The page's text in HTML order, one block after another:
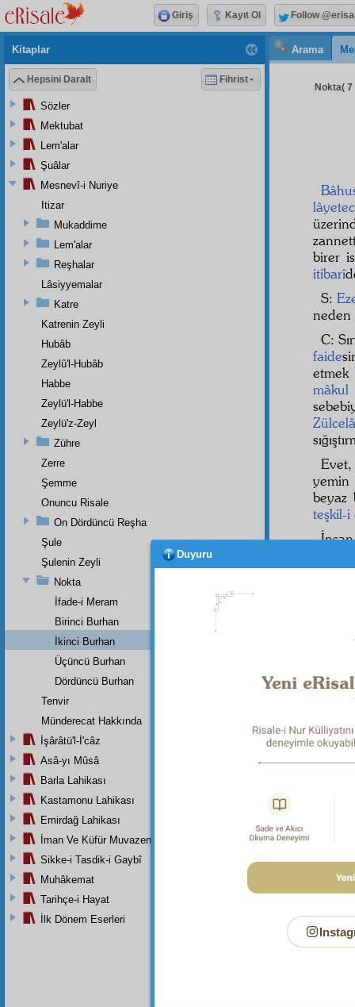
Arama
Nokta( 7
birer
itibarî
S:
neden
C:
faide
mâkul
beyaz
teşkil-i
Kitaplar
Hepsini Daralt Fihrist
Sözler
Mektubat
Lem'alar
Şuâlar
Mesnevî-i Nuriye
Itizar
Mukaddime
Lem'alar
Reşhalar
Lâsiyyemalar
Katre
Katrenin Zeyli
Hubâb
Zeylû'l-Hubâb
Habbe
Zeylü'l-Habbe
Zeylü'z-Zeyl
Zühre
Zerre
Şemme
Onuncu Risale
On Dördüncü Reşha
Şule
Şulenin Zeyli
Nokta
İfade-i Meram
Birinci Burhan
İkinci Burhan
Üçüncü Burhan
Dördüncü Burhan
Tenvir
Münderecat Hakkında
İşârâtü'l-İ'câz
Asâ-yı Mûsâ
Barla Lahikası
Kastamonu Lahikası
Emirdağ Lahikası
İman Ve Küfür Muvazeneleri
Sikke-i Tasdik-i Gaybî
Muhâkemat
Tarihçe-i Hayat
İlk Dönem Eserleri
Giriş Kayıt Ol Follow
Duyuru